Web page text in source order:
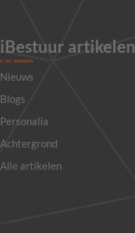
iBestuur artikelen
Nieuws
Blogs
Personalia
Achtergrond
Alle artikelen